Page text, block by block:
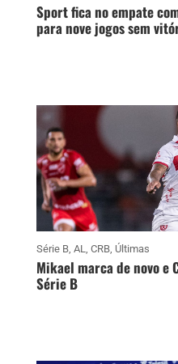
Sport fica no empate
para nove jogos sem
Série B, AL CRB, Últimas
Mikael marca de novo e
Série B